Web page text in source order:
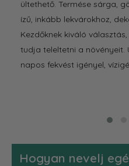
ültethető. Termése sárga,
ízű, inkább lekvárokhoz,
Kezdőknek kiváló
tudja teleltetni a növényeit.
napos fekvést igényel,
Hogyan nevelj